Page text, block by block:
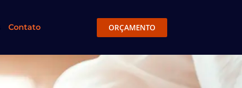
Contato ORÇAMENTO